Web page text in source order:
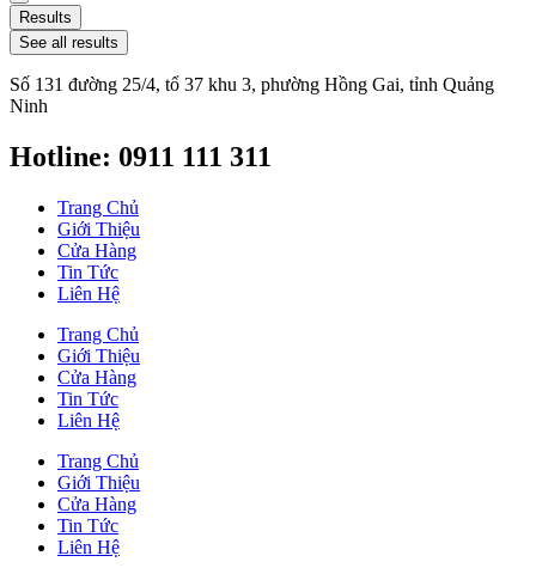
Results
See all results
Số 131 đường 25/4, tổ 37 khu 3, phường Hồng Gai, tỉnh Quảng
Ninh
Hotline: 0911 111 311
Trang Chủ
Giới Thiệu
Cửa Hàng
Tin Tức
Liên Hệ
Trang Chủ
Giới Thiệu
Cửa Hàng
Tin Tức
Liên Hệ
Trang Chủ
Giới Thiệu
Cửa Hàng
Tin Tức
Liên Hệ